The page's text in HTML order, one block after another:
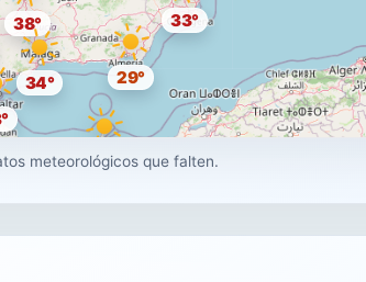
34°
33°
38°
29°
31°
meteorológicos que falten.